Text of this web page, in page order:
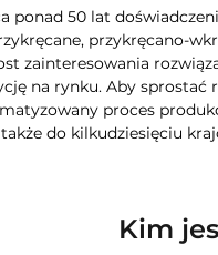
ponad 50 lat
przykręcano-
zainteresowania
na rynku. Aby
proces
do kilkudziesięciu
Kim